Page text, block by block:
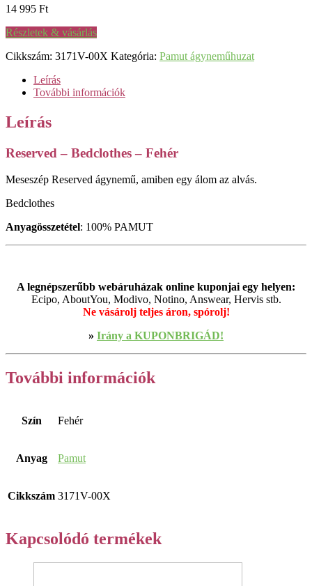
14 995 Ft
Részletek & vásárlás
Cikkszám: 3171V-00X Kategória: Pamut ágyneműhuzat
Leírás
További információk
Leírás
Reserved – Bedclothes – Fehér
Meseszép Reserved ágynemű, amiben egy álom az alvás.
Bedclothes
Anyagösszetétel: 100% PAMUT
A legnépszerűbb webáruházak online kuponjai egy helyen:
Ecipo, AboutYou, Modivo, Notino, Answear, Hervis stb.
Ne vásárolj teljes áron, spórolj!
» Irány a KUPONBRIGÁD!
További információk
Szín Fehér
Anyag Pamut
Cikkszám 3171V-00X
Kapcsolódó termékek